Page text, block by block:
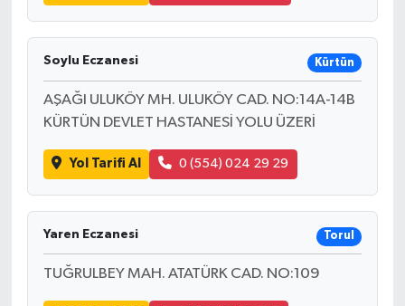
Soylu Eczanesi Kürtün
AŞAĞI ULUKÖY MH. ULUKÖY CAD. NO:14A-14B
KÜRTÜN DEVLET HASTANESİ YOLU ÜZERİ
Yol Tarifi Al 0 (554) 024 29 29
Yaren Eczanesi Torul
TUĞRULBEY MAH. ATATÜRK CAD. NO:109